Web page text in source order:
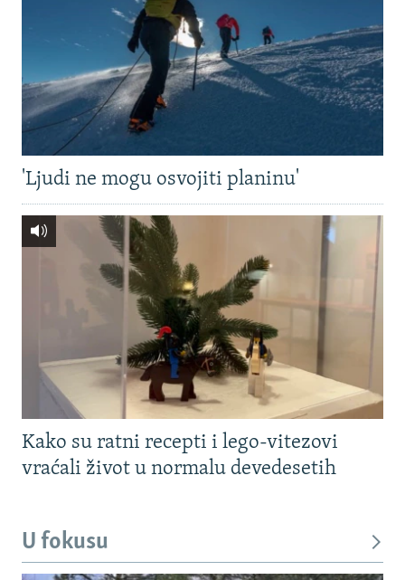
'Ljudi ne mogu osvojiti planinu'
Kako su ratni recepti i lego-vitezovi
vraćali život u normalu devedesetih
U fokusu